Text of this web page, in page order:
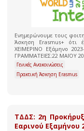
Ενημερώνουμε τους
Άσκηση Erasmus+ ότι
ΧΕΙΜΕΡΙΝΟ Εξάμηνο
ΓΡΑΜΜΑΤΕΙΕΣ:22 ΜΑΪΟΥ
Γενικές Ανακοινώσεις
Πρακτική Άσκηση Erasmus
ΤΔΔΣ: 2η
Εαρινού Εξαμήνου